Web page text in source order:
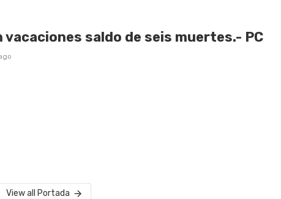
vacaciones saldo de seis muertes.- PC
View all Portada